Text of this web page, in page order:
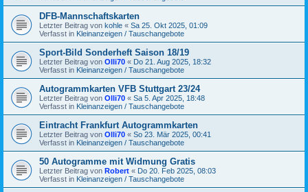
DFB-Mannschaftskarten
Letzter Beitrag von kohle « Sa 25. Okt 2025, 01:09
Verfasst in Kleinanzeigen / Tauschangebote
Sport-Bild Sonderheft Saison 18/19
Letzter Beitrag von Olli70 « Do 21. Aug 2025, 18:32
Verfasst in Kleinanzeigen / Tauschangebote
Autogrammkarten VFB Stuttgart 23/24
Letzter Beitrag von Olli70 « Sa 5. Apr 2025, 18:48
Verfasst in Kleinanzeigen / Tauschangebote
Eintracht Frankfurt Autogrammkarten
Letzter Beitrag von Olli70 « So 23. Mär 2025, 00:41
Verfasst in Kleinanzeigen / Tauschangebote
50 Autogramme mit Widmung Gratis
Letzter Beitrag von Robert « Do 20. Feb 2025, 08:03
Verfasst in Kleinanzeigen / Tauschangebote